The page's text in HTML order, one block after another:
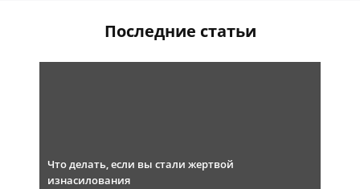
Последние статьи
Что делать, если вы стали жертвой
изнасилования